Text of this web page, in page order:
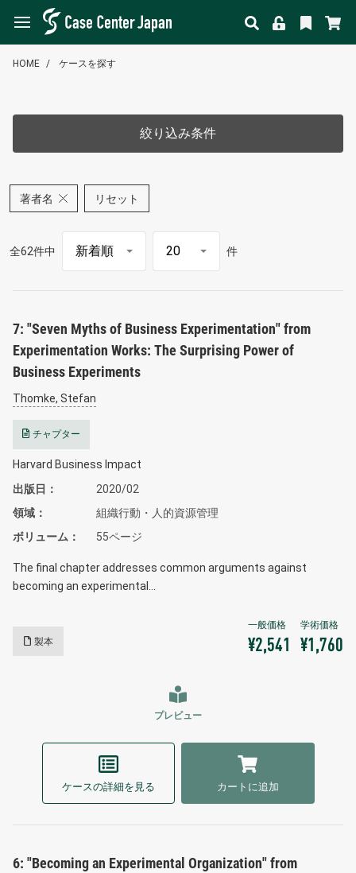
HOME ケースを探す
著者名 リセット
全62件中 件
7: "Seven Myths of Business Experimentation" from
Experimentation Works: The Surprising Power of
Business Experiments
Thomke, Stefan
チャプター
Harvard Business Impact
出版日
2020/02
領域
組織行動・人的資源管理
ボリューム
55ページ
The final chapter addresses common arguments against
becoming an experimental…
製本 ¥2,541 ¥1,760
プレビュー
ケースの詳細を見る カートに追加
6: "Becoming an Experimental Organization" from
絞り込み条件